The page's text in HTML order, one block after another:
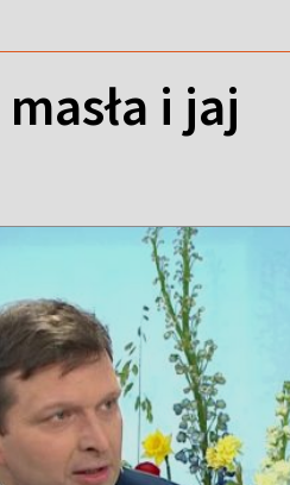
i jaj